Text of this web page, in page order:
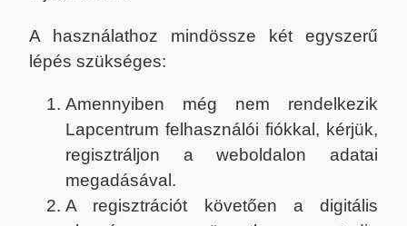
A használathoz mindössze két egyszerű
lépés szükséges:
Amennyiben még nem rendelkezik
Lapcentrum felhasználói fiókkal, kérjük,
regisztráljon a weboldalon adatai
megadásával.
A regisztrációt követően a digitális